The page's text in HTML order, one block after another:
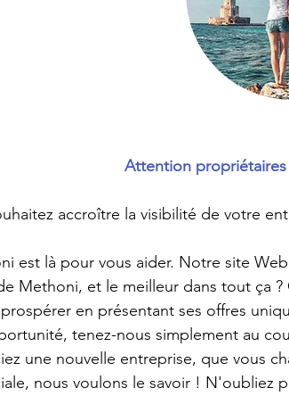
Attention
accroître la visibilité de votre
est là pour vous aider. Notre site
Methoni, et le meilleur dans tout ça
en présentant ses offres
tenez-nous simplement au
une nouvelle entreprise, que vous
nous voulons le savoir ! N'oubliez